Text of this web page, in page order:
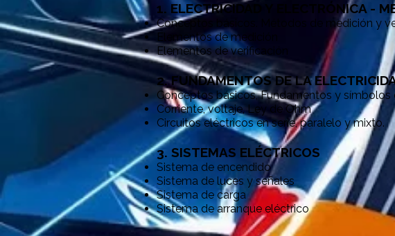
​1. ELECTRICIDAD Y ELECTRÓNICA -
Conceptos básicos. Métodos de medición y
Elementos de medición
Elementos de verificación
2. FUNDAMENTOS DE LA
Conceptos básicos, Fundamentos y símbolos
Corriente, voltaje, Ley de Ohm
Circuitos eléctricos en serie, paralelo y mixto.
3. SISTEMAS ELÉCTRICOS
Sistema de encendido
Sistema de luces y señales
Sistema de carga
Sistema de arranque eléctrico